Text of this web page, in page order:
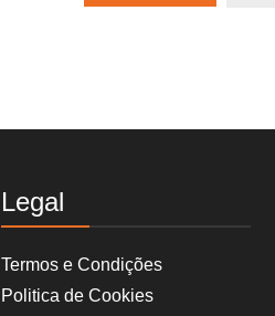
Legal
Termos e Condições
Politica de Cookies